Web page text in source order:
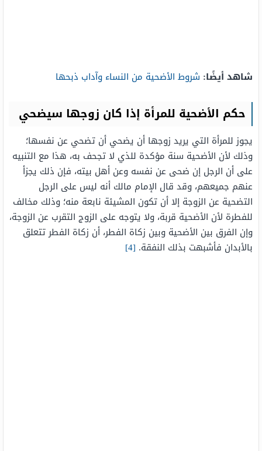
شاهد أيضًا: شروط الأضحية من النساء وآداب ذبحها
حكم الأضحية للمرأة إذا كان زوجها سيضحي
يجوز للمرأة التي يريد زوجها أن يضحي أن تضحي عن نفسها؛
وذلك لأن الأضحية سنة مؤكدة للذي لا تجحف به، هذا مع التنبيه
على أن الرجل إن ضحى عن نفسه وعن أهل بيته، فإن ذلك يجزأ
عنهم جميعهم، وقد قال الإمام مالك أنه ليس على الرجل
التضحية عن الزوجة إلا أن تكون المشيئة نابعة منه؛ وذلك مخالف
للفطرة لأن الأضحية قربة، ولا يتوجه على الزوج التقرب عن الزوجة،
وإن الفرق بين الأضحية وبين زكاة الفطر، أن زكاة الفطر تتعلق
بالأبدان فأشبهت بذلك النفقة. [4]